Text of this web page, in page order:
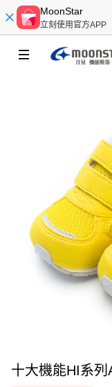
MoonStar
立刻使用官方APP
十大機能HI系